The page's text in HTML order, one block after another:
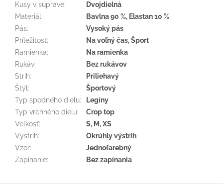
Kusy v súprave:
Dvojdielná
Materiál:
Bavlna 90 %, Elastan 10 %
Pás:
Vysoký pás
Príležitosť:
Na voľný čas, Šport
Ramienka:
Na ramienka
Rukáv:
Bez rukávov
Strih:
Priliehavý
Štýl:
Športový
Typ spodného dielu:
Legíny
Typ vrchného dielu:
Crop top
Veľkosť:
S, M, XS
Výstrih:
Okrúhly výstrih
Vzor:
Jednofarebný
Zapínanie: Bez zapínania